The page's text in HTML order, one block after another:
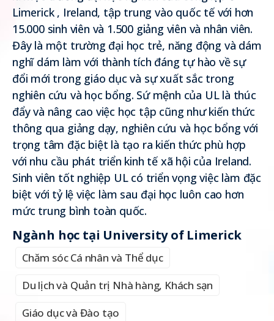
Limerick , Ireland, tập trung vào quốc tế với hơn
15.000 sinh viên và 1.500 giảng viên và nhân viên.
Đây là một trường đại học trẻ, năng động và dám
nghĩ dám làm với thành tích đáng tự hào về sự
đổi mới trong giáo dục và sự xuất sắc trong
nghiên cứu và học bổng. Sứ mệnh của UL là thúc
đẩy và nâng cao việc học tập cũng như kiến thức
thông qua giảng dạy, nghiên cứu và học bổng với
trọng tâm đặc biệt là tạo ra kiến thức phù hợp
với nhu cầu phát triển kinh tế xã hội của Ireland.
Sinh viên tốt nghiệp UL có triển vọng việc làm đặc
biệt với tỷ lệ việc làm sau đại học luôn cao hơn
mức trung bình toàn quốc.
Ngành học tại University of Limerick
Chăm sóc Cá nhân và Thể dục
Du lịch và Quản trị Nhà hàng, Khách sạn
Giáo dục và Đào tạo